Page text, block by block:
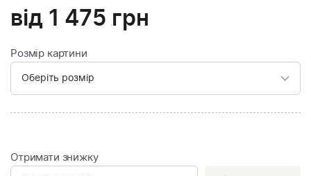
від 1 475 грн
Розмір картини
Отримати знижку